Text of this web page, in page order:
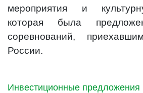
Инвестиционные предложения
мероприятия и
которая была
соревнований,
России.